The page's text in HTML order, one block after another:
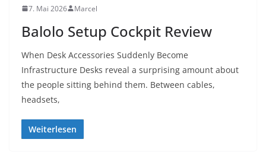
7. Mai 2026 Marcel
Balolo Setup Cockpit Review
When Desk Accessories Suddenly Become
Infrastructure Desks reveal a surprising amount about
the people sitting behind them. Between cables,
headsets,
Weiterlesen